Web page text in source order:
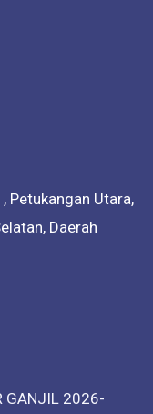
Petukangan Utara,
Daerah
GANJIL 2026-